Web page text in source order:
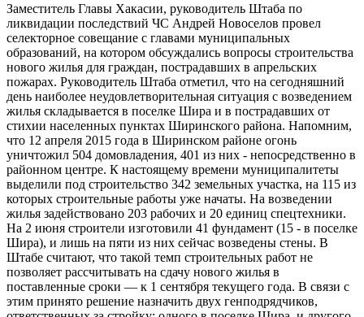
Заместитель Главы Хакасии, руководитель Штаба по
ликвидации последствий ЧС Андрей Новоселов провел
селекторное совещание с главами муниципальных
образований, на котором обсуждались вопросы строительства
нового жилья для граждан, пострадавших в апрельских
пожарах. Руководитель Штаба отметил, что на сегодняшний
день наиболее неудовлетворительная ситуация с возведением
жилья складывается в поселке Шира и в пострадавших от
стихии населенных пунктах Ширинского района. Напомним,
что 12 апреля 2015 года в Ширинском районе огонь
уничтожил 504 домовладения, 401 из них - непосредственно в
районном центре. К настоящему времени муниципалитеты
выделили под строительство 342 земельных участка, на 115 из
которых строительные работы уже начаты. На возведении
жилья задействовано 203 рабочих и 20 единиц спецтехники.
На 2 июня строители изготовили 41 фундамент (15 - в поселке
Шира), и лишь на пяти из них сейчас возведены стены. В
Штабе считают, что такой темп строительных работ не
позволяет рассчитывать на сдачу нового жилья в
поставленные сроки — к 1 сентября текущего года. В связи с
этим принято решение назначить двух генподрядчиков,